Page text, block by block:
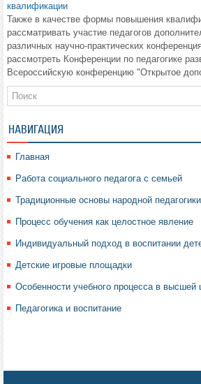
квалификации
Также в качестве формы повышения
рассматривать участие педагогов
различных научно-практических
рассмотреть Конференции по педагогике
Всероссийскую конференцию "Открытое
НАВИГАЦИЯ
Главная
Работа социального педагога с семьей
Традиционные основы народной педагогики
Процесс обучения как целостное явление
Индивидуальный подход в воспитании
Детские игровые площадки
Особенности учебного процесса в высшей
Педагогика и воспитание